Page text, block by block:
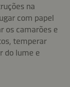
na
com papel
os camarões e
temperar
do lume e